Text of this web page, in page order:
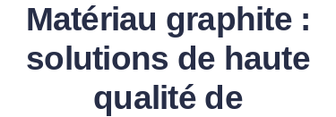
Matériau graphite :
solutions de haute
qualité de
PRODUIT
CHOIX CHAUDS
NOUVELLES